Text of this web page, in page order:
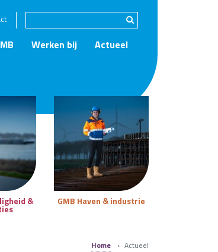
Werken bij Actueel
& GMB Haven & industrie
Home › Actueel